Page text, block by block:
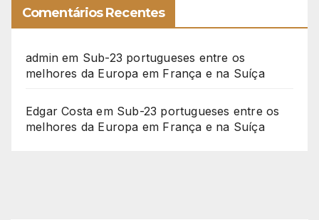
Comentários Recentes
admin em Sub-23 portugueses entre os
melhores da Europa em França e na Suíça
Edgar Costa em Sub-23 portugueses entre os
melhores da Europa em França e na Suíça